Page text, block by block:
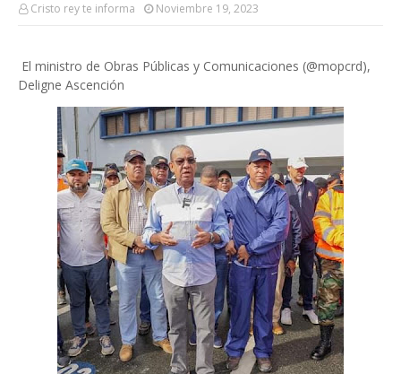
Cristo rey te informa Noviembre 19, 2023
El ministro de Obras Públicas y Comunicaciones (@mopcrd),
Deligne Ascención